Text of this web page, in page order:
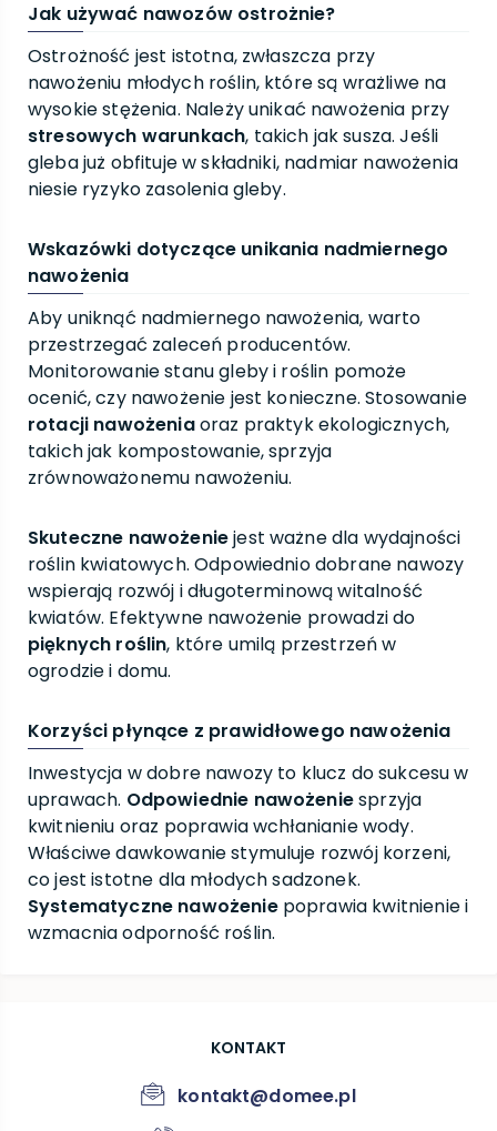
Jak używać nawozów ostrożnie?
Ostrożność jest istotna, zwłaszcza przy
nawożeniu młodych roślin, które są wrażliwe na
wysokie stężenia. Należy unikać nawożenia przy
stresowych warunkach, takich jak susza. Jeśli
gleba już obfituje w składniki, nadmiar nawożenia
niesie ryzyko zasolenia gleby.
Wskazówki dotyczące unikania nadmiernego
nawożenia
Aby uniknąć nadmiernego nawożenia, warto
przestrzegać zaleceń producentów.
Monitorowanie stanu gleby i roślin pomoże
ocenić, czy nawożenie jest konieczne. Stosowanie
rotacji nawożeniaoraz praktyk ekologicznych,
takich jak kompostowanie, sprzyja
zrównoważonemu nawożeniu.
Skuteczne nawożeniejest ważne dla wydajności
roślin kwiatowych. Odpowiednio dobrane nawozy
wspierają rozwój i długoterminową witalność
kwiatów. Efektywne nawożenie prowadzi do
pięknych roślin, które umilą przestrzeń w
ogrodzie i domu.
Korzyści płynące z prawidłowego nawożenia
Inwestycja w dobre nawozy to klucz do sukcesu w
uprawach. Odpowiednie nawożeniesprzyja
kwitnieniu oraz poprawia wchłanianie wody.
Właściwe dawkowanie stymuluje rozwój korzeni,
co jest istotne dla młodych sadzonek.
Systematyczne nawożeniepoprawia kwitnienie i
wzmacnia odporność roślin.
KONTAKT
kontakt@domee.pl